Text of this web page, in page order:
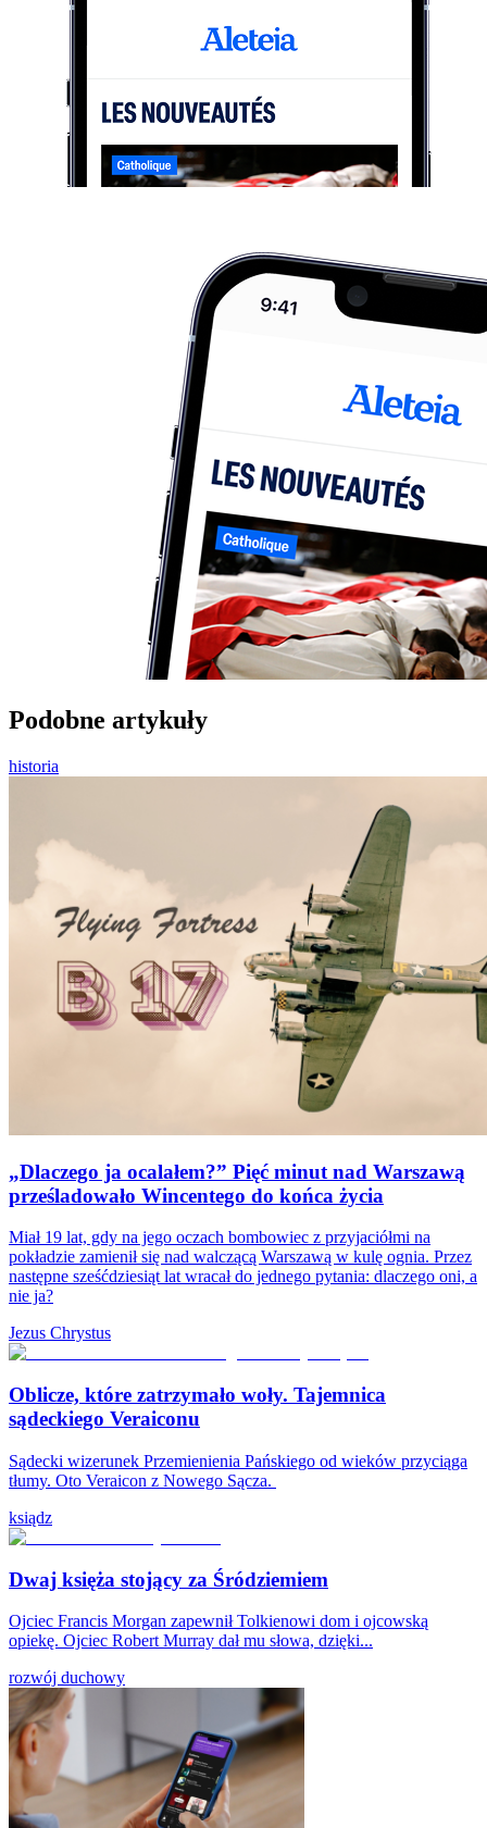
Podobne artykuły
historia
„Dlaczego ja ocalałem?” Pięć minut nad Warszawą
prześladowało Wincentego do końca życia
Miał 19 lat, gdy na jego oczach bombowiec z przyjaciółmi na
pokładzie zamienił się nad walczącą Warszawą w kulę ognia. Przez
następne sześćdziesiąt lat wracał do jednego pytania: dlaczego oni, a
nie ja?
Jezus Chrystus
Oblicze, które zatrzymało woły. Tajemnica
sądeckiego Veraiconu
Sądecki wizerunek Przemienienia Pańskiego od wieków przyciąga
tłumy. Oto Veraicon z Nowego Sącza.
ksiądz
Dwaj księża stojący za Śródziemiem
Ojciec Francis Morgan zapewnił Tolkienowi dom i ojcowską
opiekę. Ojciec Robert Murray dał mu słowa, dzięki...
rozwój duchowy